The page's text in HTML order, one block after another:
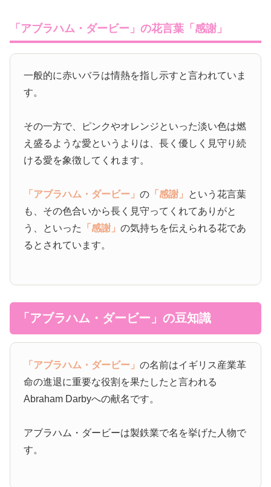
「アブラハム・ダービー」の花言葉「感謝」
一般的に赤いバラは情熱を指し示すと言われていま
す。
その一方で、ピンクやオレンジといった淡い色は燃
え盛るような愛というよりは、長く優しく見守り続
ける愛を象徴してくれます。
「アブラハム・ダービー」の 「感謝」 という花言葉
も、その色合いから長く見守ってくれてありがと
う、といった
「感謝」の気持ちを伝えられる花であ
るとされています。
「アブラハム・ダービー」の豆知識
「アブラハム・ダービー」の名前はイギリス産業革
命の進退に重要な役割を果たしたと言われる
Abraham Darbyへの献名です。
アブラハム・ダービーは製鉄業で名を挙げた人物で
す。